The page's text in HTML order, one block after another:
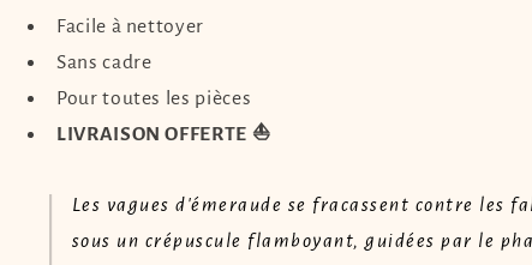
Facile à nettoyer
Sans cadre
Pour toutes les pièces
LIVRAISON OFFERTE ⛵
Les vagues d'émeraude se fracassent contre les
sous un crépuscule flamboyant, guidées par le